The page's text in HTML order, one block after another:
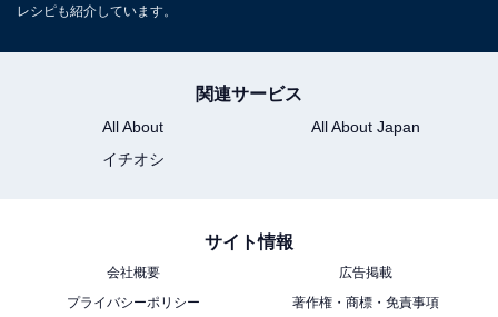
レシピも紹介しています。
関連サービス
All About
All About Japan
イチオシ
サイト情報
会社概要
広告掲載
プライバシーポリシー
著作権・商標・免責事項